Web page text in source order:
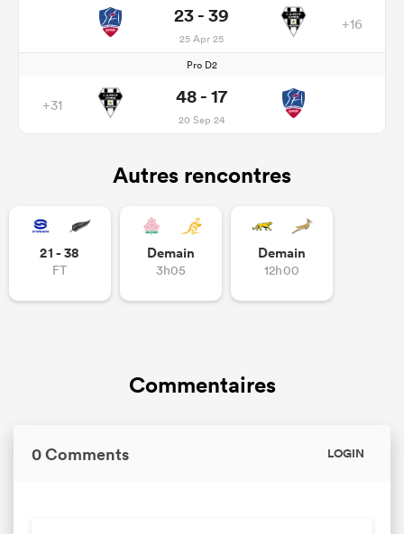
23 - 39
25 Apr 25
+16
Pro D2
+31 48 - 17
20 Sep 24
Autres rencontres
21 - 38
FT
Demain
3h05
Demain
12h00
Commentaires
0 Comments LOGIN